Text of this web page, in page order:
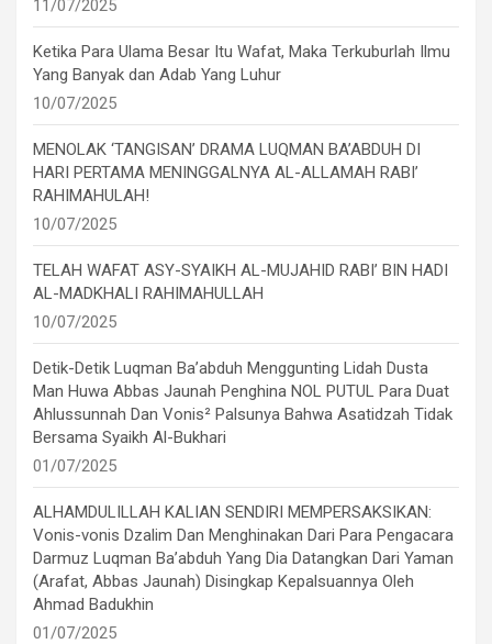
11/07/2025
Ketika Para Ulama Besar Itu Wafat, Maka Terkuburlah Ilmu
Yang Banyak dan Adab Yang Luhur
10/07/2025
MENOLAK ‘TANGISAN’ DRAMA LUQMAN BA’ABDUH DI
HARI PERTAMA MENINGGALNYA AL-ALLAMAH RABI’
RAHIMAHULAH!
10/07/2025
TELAH WAFAT ASY-SYAIKH AL-MUJAHID RABI’ BIN HADI
AL-MADKHALI RAHIMAHULLAH
10/07/2025
Detik-Detik Luqman Ba’abduh Menggunting Lidah Dusta
Man Huwa Abbas Jaunah Penghina NOL PUTUL Para Duat
Ahlussunnah Dan Vonis² Palsunya Bahwa Asatidzah Tidak
Bersama Syaikh Al-Bukhari
01/07/2025
ALHAMDULILLAH KALIAN SENDIRI MEMPERSAKSIKAN:
Vonis-vonis Dzalim Dan Menghinakan Dari Para Pengacara
Darmuz Luqman Ba’abduh Yang Dia Datangkan Dari Yaman
(Arafat, Abbas Jaunah) Disingkap Kepalsuannya Oleh
Ahmad Badukhin
01/07/2025